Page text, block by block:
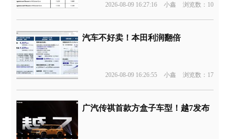
2026-08-09 16:27:16 小鑫 浏览数：10
汽车不好卖！本田利润翻倍
2026-08-09 16:26:55 小鑫 浏览数：17
广汽传祺首款方盒子车型！越7发布